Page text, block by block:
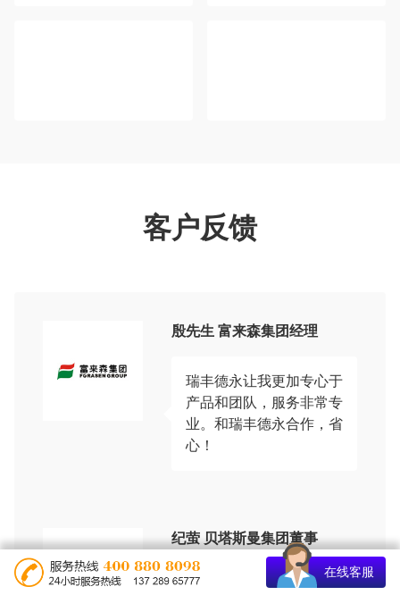
客户反馈
殷先生 富来森集团经理
瑞丰德永让我更加专心于
产品和团队，服务非常专
业。和瑞丰德永合作，省
心！
纪萤 贝塔斯曼集团董事
专业的服务，专业的知
在线客服